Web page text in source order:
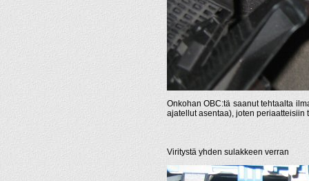
Onkohan OBC:tä saanut tehtaalta
ajatellut asentaa), joten periaatteisiin
Viritystä yhden sulakkeen verran